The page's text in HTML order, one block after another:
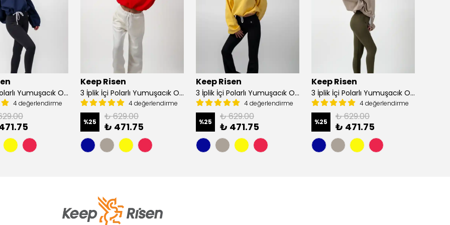
3 İplik İçi Polarlı Yumuşacık Oversize Kadın Crop Sweatshirt - Lacivert
4 değerlendirme
Keep Risen
3 İplik İçi Polarlı Yumuşacık Oversize Kadın Crop Sweatshirt - Mercan
4 değerlendirme
%25 ₺ 629.00
₺ 471.75
Keep Risen
3 İplik İçi Polarlı Yumuşacık Oversize Kadın Crop Sweatshirt - Sarı
4 değerlendirme
%25 ₺ 629.00
₺ 471.75
Keep Risen
3 İplik İçi Polarlı Yumuşacık Oversize Kadın Crop Sweatshirt - Vizon
4 değerlendirme
%25 ₺ 629.00
₺ 471.75